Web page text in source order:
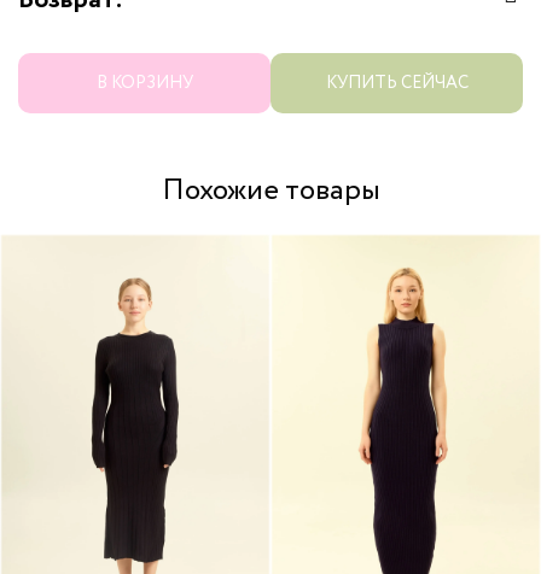
В КОРЗИНУ КУПИТЬ СЕЙЧАС
Похожие товары